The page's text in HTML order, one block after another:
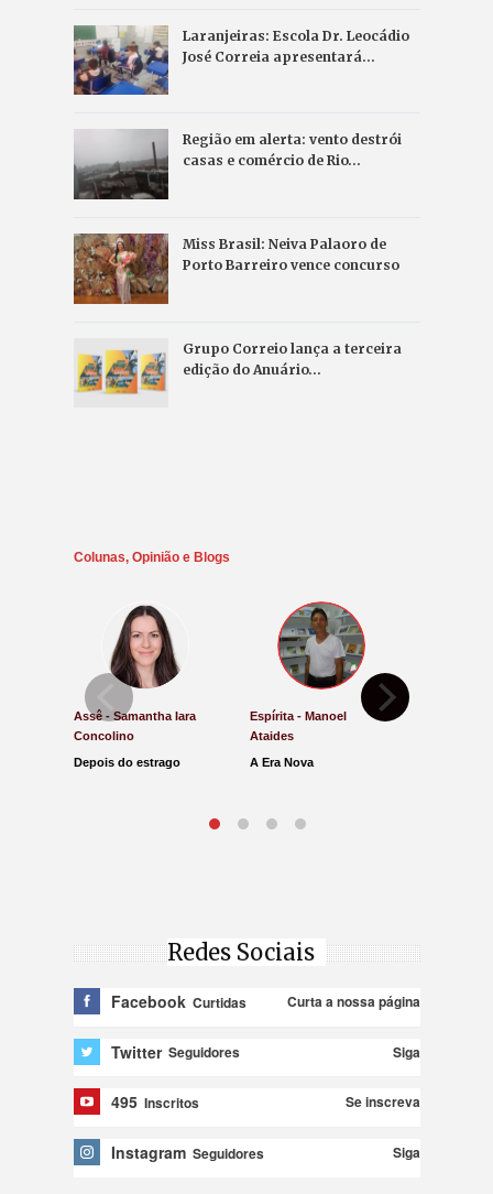
Laranjeiras: Escola Dr. Leocádio
José Correia apresentará…
Região em alerta: vento destrói
casas e comércio de Rio…
Miss Brasil: Neiva Palaoro de
Porto Barreiro vence concurso
Grupo Correio lança a terceira
edição do Anuário…
Colunas, Opinião e Blogs
Assê - Samantha Iara
Concolino
Depois do estrago
Espírita - Manoel
Ataides
A Era Nova
Redes Sociais
Facebook Curtidas Curta a nossa página
Twitter Seguidores Siga
495 Inscritos Se inscreva
Instagram Seguidores Siga